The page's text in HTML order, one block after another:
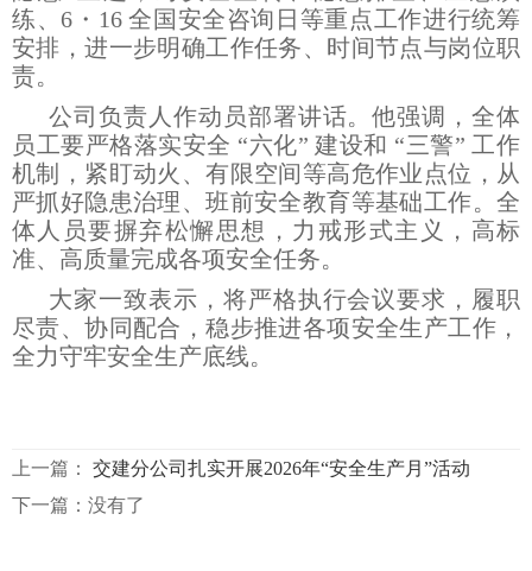
练、6・16 全国安全咨询日等重点工作进行统筹
安排，进一步明确工作任务、时间节点与岗位职
责。
公司负责人作动员部署讲话。他强调，全体
员工要严格落实安全 “六化” 建设和 “三警” 工作
机制，紧盯动火、有限空间等高危作业点位，从
严抓好隐患治理、班前安全教育等基础工作。全
体人员要摒弃松懈思想，力戒形式主义，高标
准、高质量完成各项安全任务。
大家一致表示，将严格执行会议要求，履职
尽责、协同配合，稳步推进各项安全生产工作，
全力守牢安全生产底线。
上一篇： 交建分公司扎实开展2026年“安全生产月”活动
下一篇：没有了